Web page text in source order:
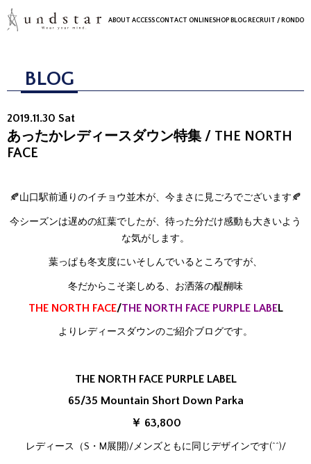
ABOUT ACCESSCONTACT ONLINESHOP BLOG RECRUIT / RONDO
BLOG
2019.11.30 Sat
あったかレディースダウン特集 / THE NORTH
FACE
🍂山口駅前通りのイチョウ並木が、今まさに見ごろでございます🍂
今シーズンは遅めの紅葉でしたが、待った分だけ感動も大きいよう
な気がします。
葉っぱも冬支度にいそしんでいるところですが、
冬だからこそ楽しめる、お洒落の醍醐味
THE NORTH FACE/THE NORTH FACE PURPLE LABEL
よりレディースダウンのご紹介ブログです。
THE NORTH FACE PURPLE LABEL
65/35 Mountain Short Down Parka
￥ 63,800
レディース（S・M展開)/メンズともに同じデザインです(^^)/